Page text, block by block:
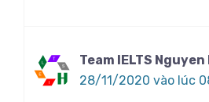
Team IELTS
28/11/2020 vào lúc